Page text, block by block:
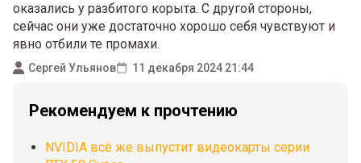
оказались у разбитого корыта. С другой стороны,
сейчас они уже достаточно хорошо себя чувствуют и
явно отбили те промахи.
Сергей Ульянов 11 декабря 2024 21:44
Рекомендуем к прочтению
NVIDIA всё же выпустит видеокарты серии